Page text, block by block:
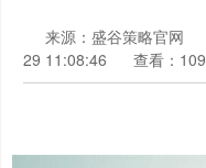
来源：盛谷策略官网
29 11:08:46
查看：109